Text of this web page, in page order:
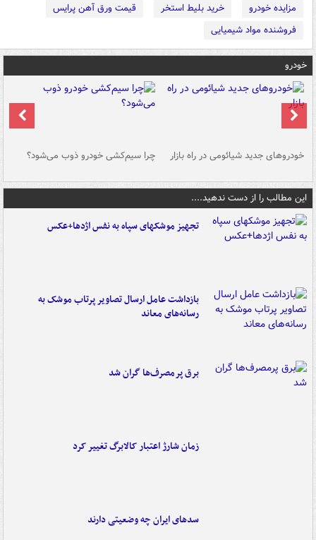
مزایده خودرو
خرید بلیط استخر
قیمت ورق آهن پرایس
فروشنده مواد شیمیایی
خودرو
خودروهای جدید شیائومی در راه بازار چرا سیم‌کشی خودرو ذوب می‌شود؟
این مطالب را از دست ندهید....
تجهیز موشکهای سپاه به نفس اژدها+عکس
بازداشت عامل ارسال تصاویر پرتاب موشک به
رسانه‌های معاند
برق پرمصرف‌ها گران شد
زمان شارژ اعتبار کالابرگ تغییر کرد
سدهای ایران چه وضعیتی دارند